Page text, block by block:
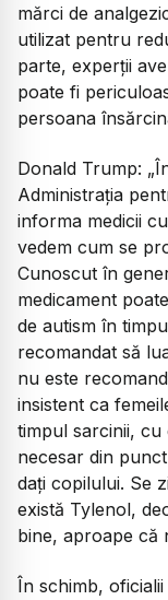
mărci de
utilizat pentru
parte, experții
poate fi
persoana
Donald Trump:
Administrația
informa medicii
vedem cum se
Cunoscut în
medicament
de autism în
recomandat să
nu este
insistent ca
timpul sarcinii,
necesar din
dați copilului. Se
există Tylenol,
bine, aproape că
În schimb,